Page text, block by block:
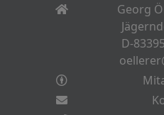
Georg
D-